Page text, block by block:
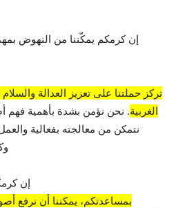
إن كرمكم يمكّننا من النهوض
تركز حملتنا على تعزيز العدالة
الغربية. نحن نؤمن بشدة بأهمية فهم
نتمكن من معالجته بفعالية
إن
بمساعدتكم، يمكننا أن نرفع